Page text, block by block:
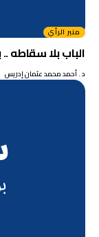
منبر الرأي
الباب بلا سقاطه
د . أحمد محمد عثمان إدريس